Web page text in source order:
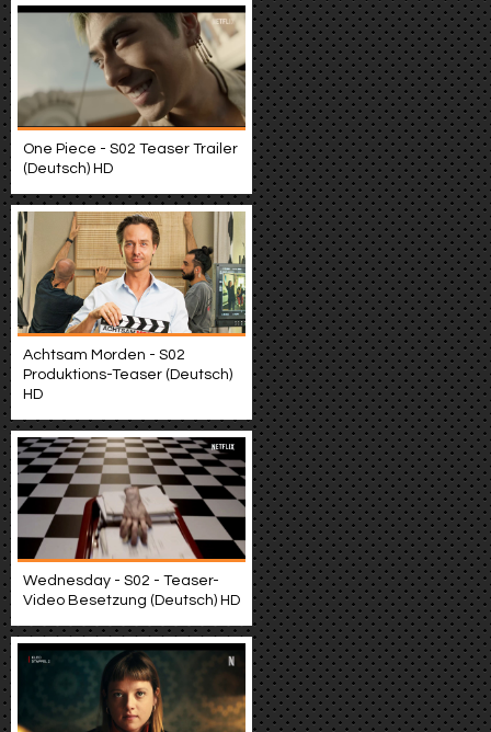
One Piece - S02 Teaser Trailer
(Deutsch) HD
Achtsam Morden - S02
Produktions-Teaser (Deutsch)
HD
Wednesday - S02 - Teaser-
Video Besetzung (Deutsch) HD